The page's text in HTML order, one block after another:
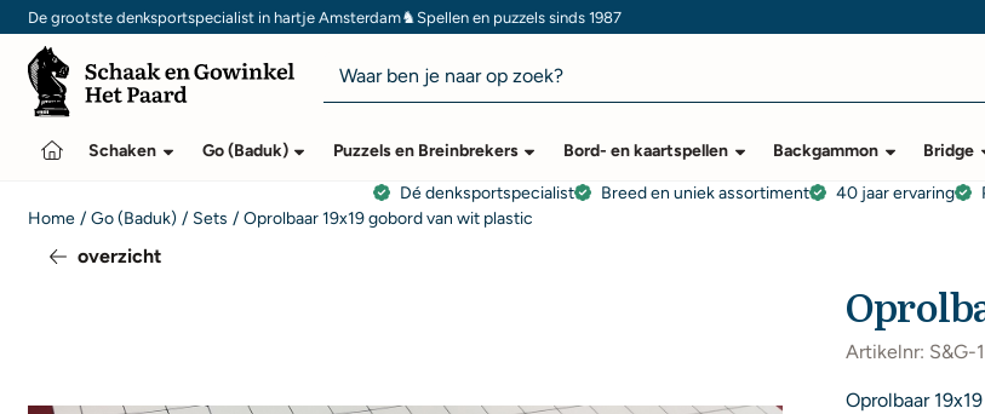
Cookievoorkeuren zijn momenteel gesloten.
De grootste denksportspecialist in hartje Amsterdam♞Spellen en puzzels sinds 1987
Zoeken
Schaken Go (Baduk) Puzzels en Breinbrekers Bord- en kaartspellen Backgammon Bridge
Dé denksportspecialist Breed en uniek assortiment 40 jaar ervaring
Home / Go (Baduk) / Sets / Oprolbaar 19x19 gobord van wit plastic
overzicht
Artikelnr: S&G-
Oprolbaar